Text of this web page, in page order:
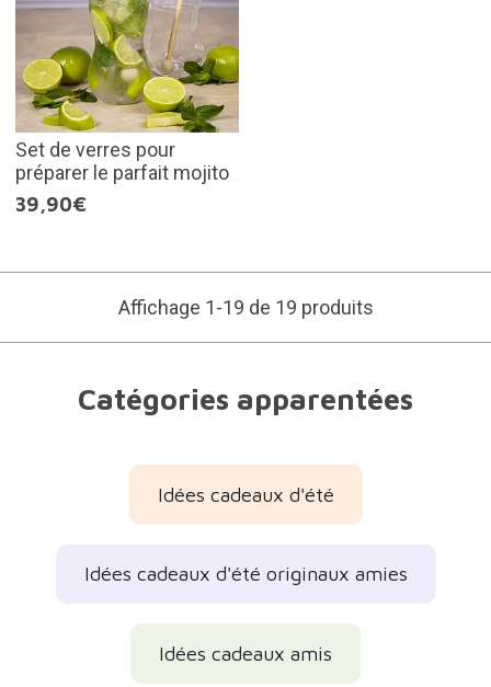
Set de verres pour
préparer le parfait mojito
39,90€
Affichage 1-19 de 19 produits
Catégories apparentées
Idées cadeaux d'été
Idées cadeaux d'été originaux amies
Idées cadeaux amis